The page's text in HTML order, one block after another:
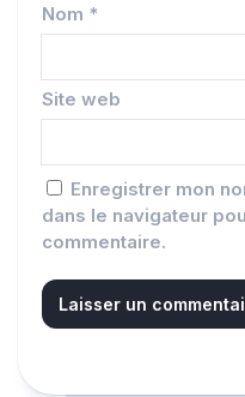
Nom *
Site web
Enregistrer mon
dans le navigateur
commentaire.